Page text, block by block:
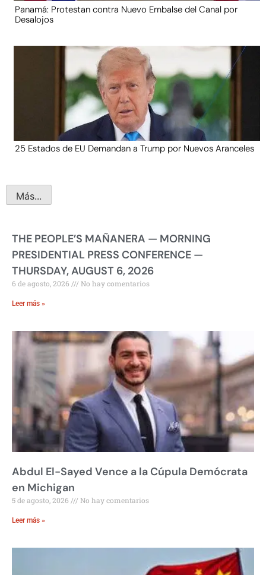
Panamá: Protestan contra Nuevo Embalse del Canal por
Desalojos
25 Estados de EU Demandan a Trump por Nuevos Aranceles
Más...
THE PEOPLE’S MAÑANERA — MORNING
PRESIDENTIAL PRESS CONFERENCE —
THURSDAY, AUGUST 6, 2026
6 de agosto, 2026 No hay comentarios
Leer más »
Abdul El-Sayed Vence a la Cúpula Demócrata
en Michigan
5 de agosto, 2026 No hay comentarios
Leer más »